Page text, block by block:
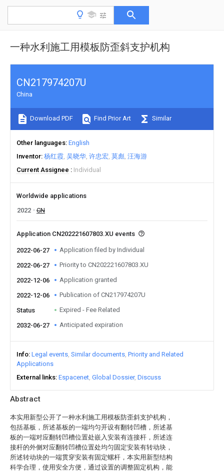
一种水利施工用模板防歪斜支护机构
Abstract
本实用新型公开了一种水利施工用模板防歪斜支护机构，
包括基板，所述基板的一端均匀开设有翻转凹槽，所述基
板的一端对应翻转凹槽位置处嵌入安装有连接杆，所述连
接杆的外侧对应翻转凹槽位置处均匀固定安装有转动块，
所述转动块的一端贯穿安装有固定螺杆，本实用新型结构
科学合理，使用安全方便，通过设置的调整固定机构，能
CN217974207U
China
Download PDF Find Prior Art Similar
Other languages English
Inventor 杨红霞 吴晓华 许忠宏 莫彪 汪海游
Current Assignee
Individual
Worldwide applications
2022
CN
Application CN202221607803.XU events
2022-06-27 Application filed by Individual
2022-06-27 Priority to CN202221607803.XU
2022-12-06 Application granted
2022-12-06 Publication of CN217974207U
Status Expired - Fee Related
2032-06-27 Anticipated expiration
Info Legal events Similar documents Priority and Related
Applications
External links Espacenet Global Dossier Discuss